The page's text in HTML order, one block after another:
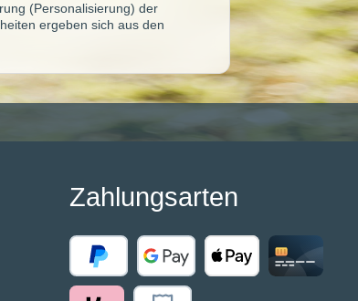
(Personalisierung) der
ergeben sich aus den
Zahlungsarten